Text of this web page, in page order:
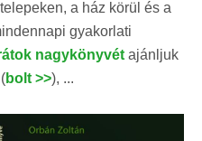
a ház körül és a
gyakorlati
nagykönyvétajánljuk
bolt >>), ...